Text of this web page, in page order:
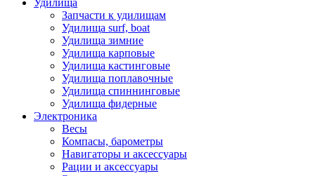
Удилища
Запчасти к удилищам
Удилища surf, boat
Удилища зимние
Удилища карповые
Удилища кастинговые
Удилища поплавочные
Удилища спиннинговые
Удилища фидерные
Электроника
Весы
Компасы, барометры
Навигаторы и аксессуары
Рации и аксессуары